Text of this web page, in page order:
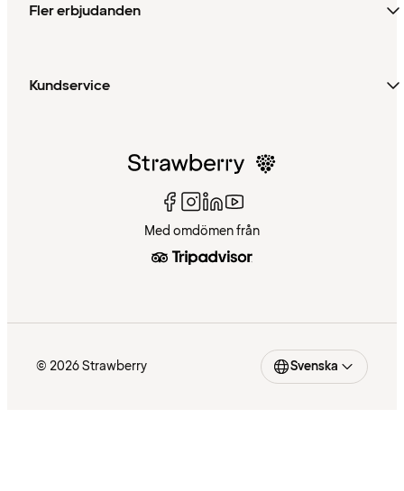
Fler erbjudanden
Kundservice
Med omdömen från
© 2026 Strawberry Svenska